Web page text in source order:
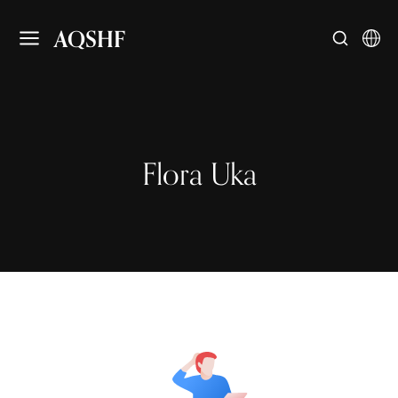
AQSHF
Flora Uka